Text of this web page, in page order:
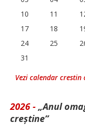
10
11
17
18
24
25
31
Vezi calendar crestin
2026 - „Anul
creștine”